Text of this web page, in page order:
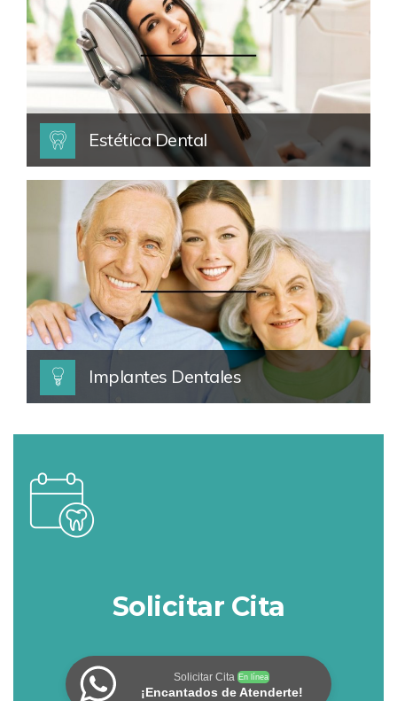
Estética Dental
Implantes Dentales
Solicitar Cita
Solicitar Cita En línea
¡Encantados de Atenderte!